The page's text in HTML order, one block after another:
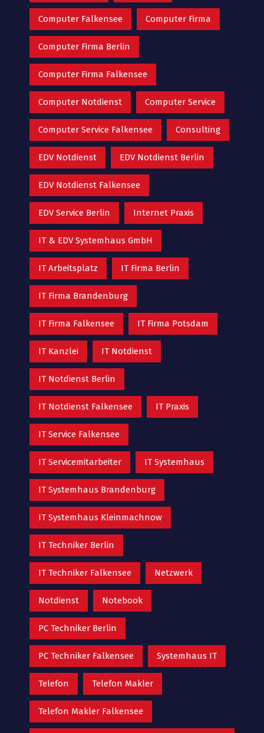
Computer Falkensee Computer Firma
Computer Firma Berlin
Computer Firma Falkensee
Computer Notdienst Computer Service
Computer Service Falkensee Consulting
EDV Notdienst EDV Notdienst Berlin
EDV Notdienst Falkensee
EDV Service Berlin Internet Praxis
IT & EDV Systemhaus GmbH
IT Arbeitsplatz IT Firma Berlin
IT Firma Brandenburg
IT Firma Falkensee IT Firma Potsdam
IT Kanzlei IT Notdienst
IT Notdienst Berlin
IT Notdienst Falkensee IT Praxis
IT Service Falkensee
IT Servicemitarbeiter IT Systemhaus
IT Systemhaus Brandenburg
IT Systemhaus Kleinmachnow
IT Techniker Berlin
IT Techniker Falkensee Netzwerk
Notdienst Notebook
PC Techniker Berlin
PC Techniker Falkensee Systemhaus IT
Telefon Telefon Makler
Telefon Makler Falkensee